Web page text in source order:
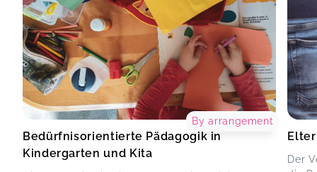
Bedürfnisorientierte Pädagogik in
Kindergarten und Kita
By arrangement
Der